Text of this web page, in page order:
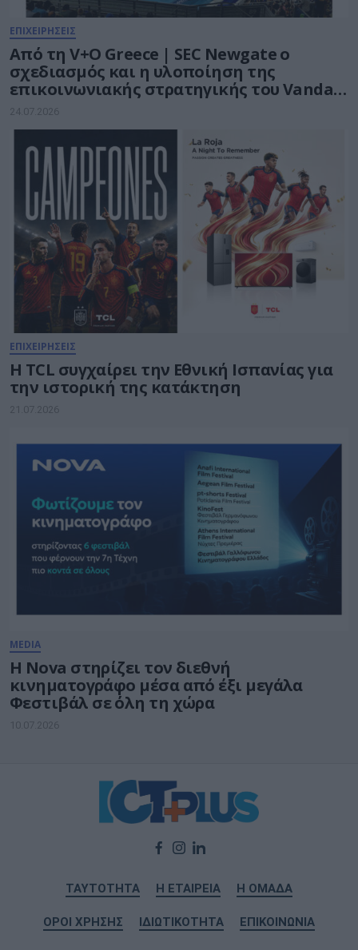
ΕΠΙΧΕΙΡΗΣΕΙΣ
Από τη V+O Greece | SEC Newgate ο
σχεδιασμός και η υλοποίηση της
επικοινωνιακής στρατηγικής του Vanda
Pharmaceuticals Athens Open WTA 250
24.07.2026
ΕΠΙΧΕΙΡΗΣΕΙΣ
Η TCL συγχαίρει την Εθνική Ισπανίας για
την ιστορική της κατάκτηση
21.07.2026
MEDIA
Η Nova στηρίζει τον διεθνή
κινηματογράφο μέσα από έξι μεγάλα
Φεστιβάλ σε όλη τη χώρα
10.07.2026
ΤΑΥΤΟΤΗΤΑ Η ΕΤΑΙΡΕΙΑ Η ΟΜΑΔΑ
ΟΡΟΙ ΧΡΗΣΗΣ ΙΔΙΩΤΙΚΟΤΗΤΑ ΕΠΙΚΟΙΝΩΝΙΑ